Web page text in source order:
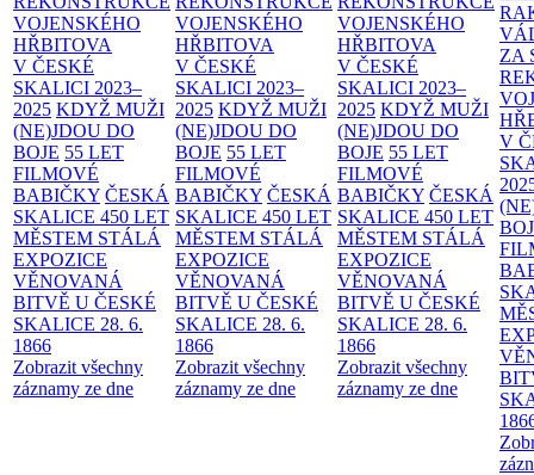
VOJENSKÉHO
HŘBITOVA
V ČESKÉ
SKALICI 2023–
2025 KDYŽ MUŽI
(NE)JDOU DO
BOJE 55 LET
FILMOVÉ
BABIČKY ČESKÁ
SKALICE 450 LET
MĚSTEM STÁLÁ
EXPOZICE
VĚNOVANÁ
BITVĚ U ČESKÉ
SKALICE 28. 6.
1866
Zobrazit všechny
záznamy ze dne
VOJENSKÉHO
HŘBITOVA
V ČESKÉ
SKALICI 2023–
2025 KDYŽ MUŽI
(NE)JDOU DO
BOJE 55 LET
FILMOVÉ
BABIČKY ČESKÁ
SKALICE 450 LET
MĚSTEM STÁLÁ
EXPOZICE
VĚNOVANÁ
BITVĚ U ČESKÉ
SKALICE 28. 6.
1866
Zobrazit všechny
záznamy ze dne
VOJENSKÉHO
HŘBITOVA
V ČESKÉ
SKALICI 2023–
2025 KDYŽ MUŽI
(NE)JDOU DO
BOJE 55 LET
FILMOVÉ
BABIČKY ČESKÁ
SKALICE 450 LET
MĚSTEM STÁLÁ
EXPOZICE
VĚNOVANÁ
BITVĚ U ČESKÉ
SKALICE 28. 6.
1866
Zobrazit všechny
záznamy ze dne
ZA
V